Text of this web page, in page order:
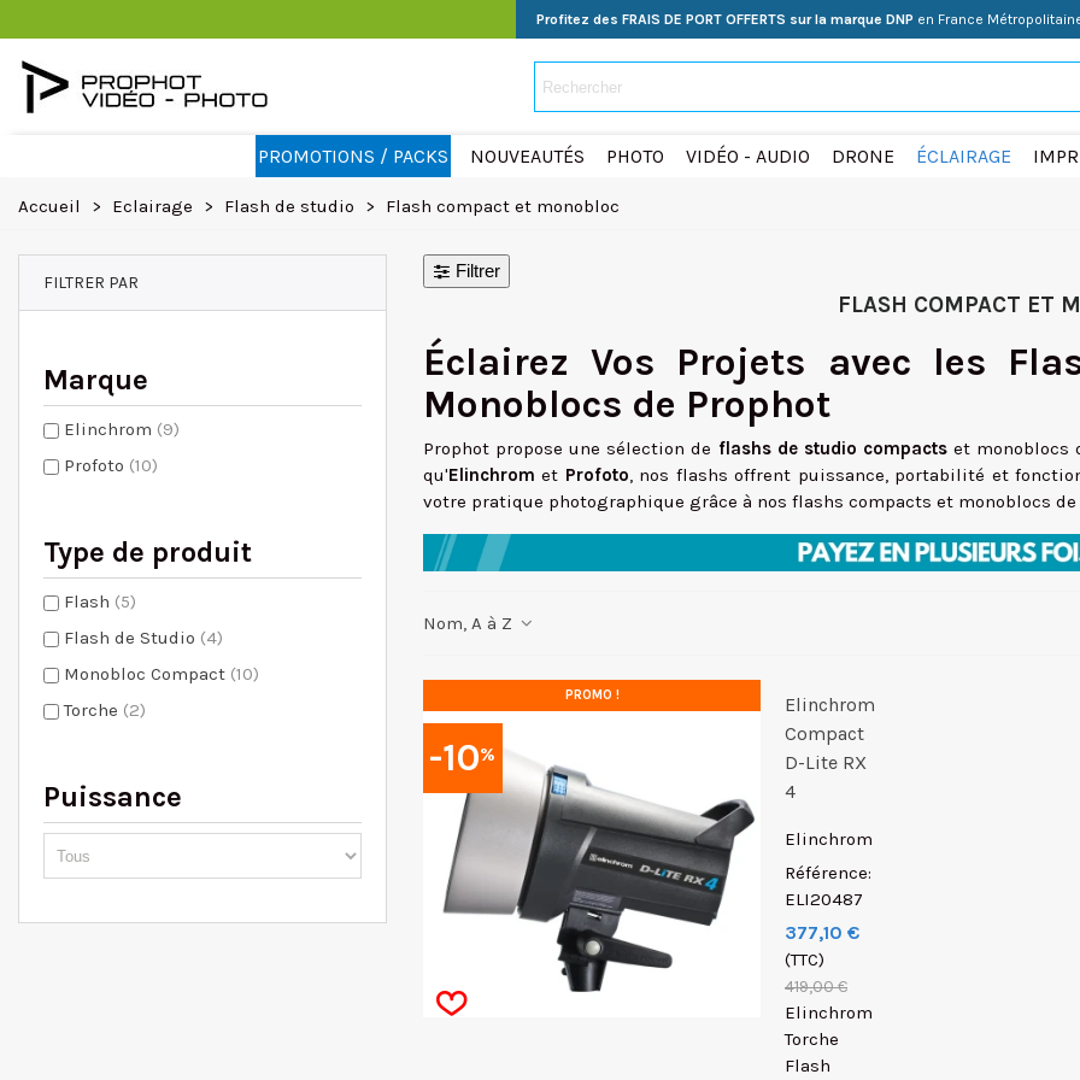
Profitez des FRAIS DE PORT OFFERTS sur la marque DNP en France
PROMOTIONS / PACKS NOUVEAUTÉS PHOTO VIDÉO - AUDIO DRONE ÉCLAIRAGE
Accueil > Eclairage > Flash de studio > Flash compact et monobloc
FILTRER PAR
Marque
Elinchrom (9)
Profoto (10)
Type de produit
Flash (5)
Flash de Studio (4)
Monobloc Compact (10)
Torche (2)
Puissance
Filtrer
FLASH COMPACT ET
Éclairez Vos Projets avec les
Monoblocs de Prophot
Prophot propose une sélection de flashs de studio compactset monoblocs
qu'Elinchrom et Profoto, nos flashs offrent puissance, portabilité et
votre pratique photographique grâce à nos flashs compacts et monoblocs de
Nom, A à Z
-10%
PROMO !
Elinchrom
Compact
D-Lite RX
4
Elinchrom
Référence:
ELI20487
377,10 €
(TTC)
419,00 €
Elinchrom
Torche
Flash